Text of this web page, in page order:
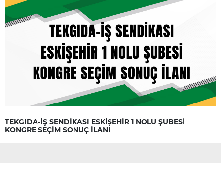
TEKGIDA-İŞ SENDİKASI ESKİŞEHİR 1 NOLU ŞUBESİ
KONGRE SEÇİM SONUÇ İLANI